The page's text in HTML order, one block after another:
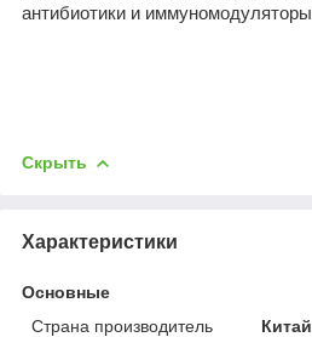
антибиотики и иммуномодуляторы
Скрыть
Характеристики
Основные
Страна производитель
Китай